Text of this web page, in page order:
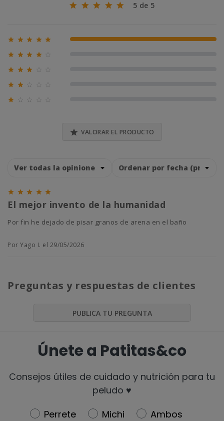
5 de 5
     100% (1)
   
  
 

 VALORAR EL PRODUCTO
    
El mejor invento de la humanidad
Por fin he dejado de pisar granos de arena en el baño
Por Yago I. el 29/05/2026
Preguntas y respuestas de clientes
PUBLICA TU PREGUNTA
Únete a Patitas&co
Consejos útiles de cuidado y nutrición para tu
peludo ♥️
Newsletter
Perrete Michi
Ambos